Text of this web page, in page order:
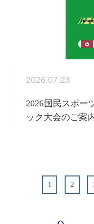
2026.07.23
2026国民スポー
ック大会のご案
1 2